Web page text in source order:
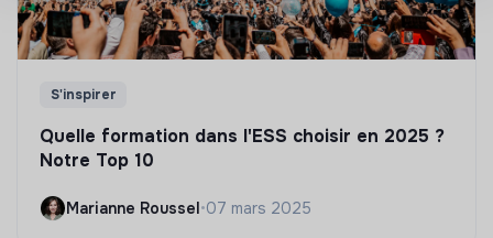
S'inspirer
Quelle formation dans l'ESS choisir en 2025 ?
Notre Top 10
Marianne Roussel•07 mars 2025